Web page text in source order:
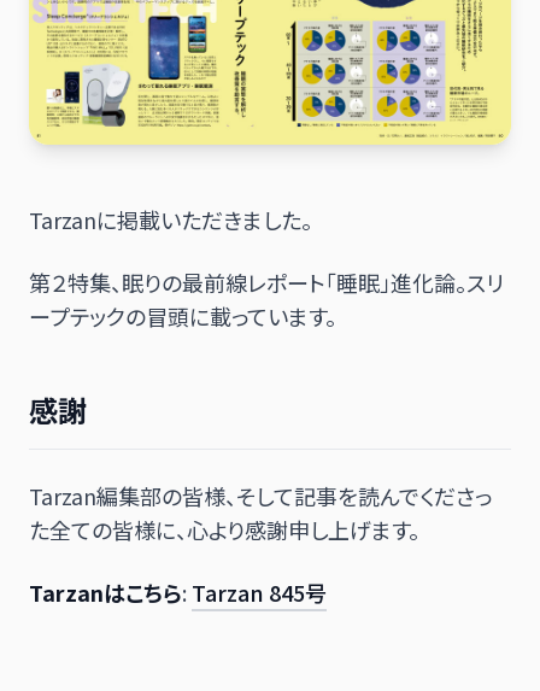
Tarzanに掲載いただきました。
第２特集、眠りの最前線レポート「睡眠」進化論。スリ
ープテックの冒頭に載っています。
感謝
Tarzan編集部の皆様、そして記事を読んでくださっ
た全ての皆様に、心より感謝申し上げます。
Tarzanはこちら:Tarzan 845号